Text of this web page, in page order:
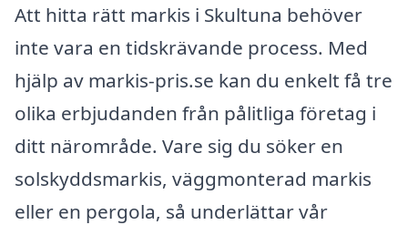
Att hitta rätt markis i Skultuna behöver
inte vara en tidskrävande process. Med
hjälp av markis-pris.se kan du enkelt få tre
olika erbjudanden från pålitliga företag i
ditt närområde. Vare sig du söker en
solskyddsmarkis, väggmonterad markis
eller en pergola, så underlättar vår